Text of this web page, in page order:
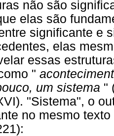
não são
elas são
significante e
elas
essas
"
um sistema "
"Sistema", o
no mesmo